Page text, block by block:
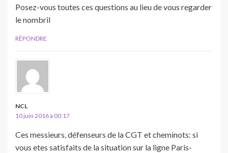
Posez-vous toutes ces questions au lieu de vous regarder
le nombril
RÉPONDRE
NCL
10 juin 2016 à 00:17
Ces messieurs, défenseurs de la CGT et cheminots: si
vous etes satisfaits de la situation sur la ligne Paris-